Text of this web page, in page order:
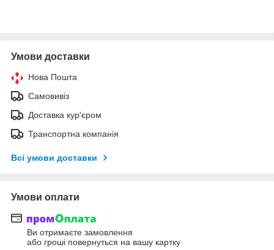
Умови доставки
Нова Пошта
Самовивіз
Доставка кур'єром
Транспортна компанія
Всі умови доставки
Умови оплати
Ви отримаєте замовлення
або гроші повернуться на вашу картку